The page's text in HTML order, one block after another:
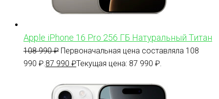
Apple iPhone 16 Pro 256 ГБ Натуральный Титан
108 990₽ Первоначальная цена составляла 108
990 ₽. 87 990 ₽Текущая цена: 87 990 ₽.